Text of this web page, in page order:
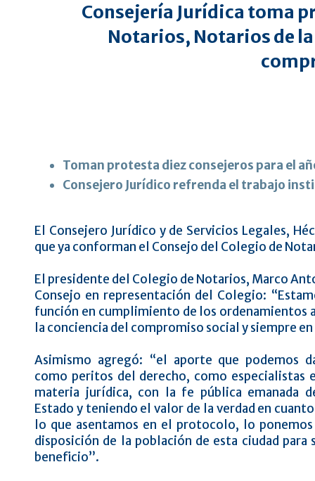
Consejería Jurídica toma
Notarios, Notarios de
Toman protesta diez consejeros para el
Consejero Jurídico refrenda el trabajo
El Consejero Jurídico y de Servicios Legales,
que ya conforman el Consejo del Colegio de
El presidente del Colegio de Notarios, Marco
Consejo en representación del Colegio:
función en cumplimiento de los ordenamientos
la conciencia del compromiso social y siempre
Asimismo agregó: “el aporte que podemos
como peritos del derecho, como especialistas
materia jurídica, con la fe pública emanada
Estado y teniendo el valor de la verdad en
lo que asentamos en el protocolo, lo ponemos
disposición de la población de esta ciudad para
beneficio”.